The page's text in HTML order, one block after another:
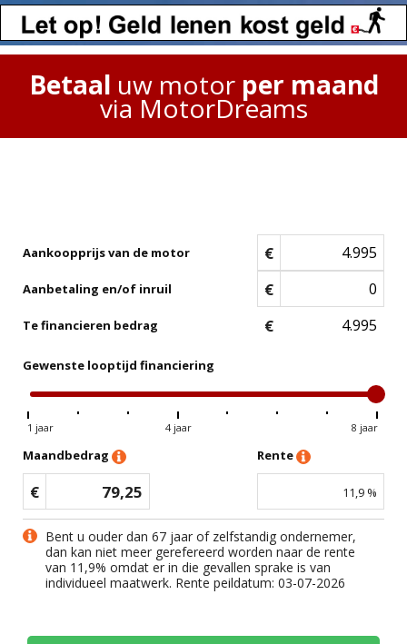
Betaal uw motor per maand
via MotorDreams
Aankoopprijs van de motor €
Aanbetaling en/of inruil €
Te financieren bedrag €
Gewenste looptijd financiering
1 jaar 4 jaar 8 jaar
Maandbedrag
€ 79,25
Rente
11,9 %
Bent u ouder dan 67 jaar of zelfstandig ondernemer,
dan kan niet meer gerefereerd worden naar de rente
van 11,9% omdat er in die gevallen sprake is van
individueel maatwerk. Rente peildatum: 03-07-2026